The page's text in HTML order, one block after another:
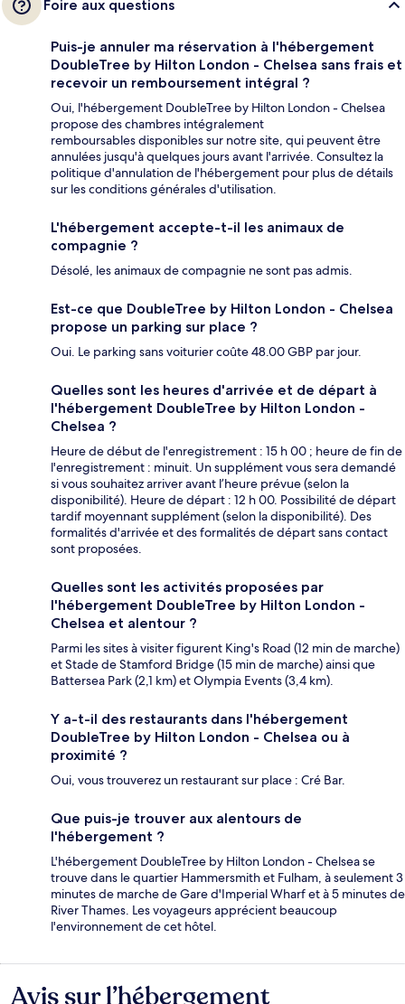
Foire aux questions
Puis-je annuler ma réservation à l'hébergement
DoubleTree by Hilton London - Chelsea sans frais et
recevoir un remboursement intégral ?
Oui, l'hébergement DoubleTree by Hilton London - Chelsea
propose des chambres intégralement
remboursables disponibles sur notre site, qui peuvent être
annulées jusqu'à quelques jours avant l'arrivée. Consultez la
politique d'annulation de l'hébergement pour plus de détails
sur les conditions générales d'utilisation.
L'hébergement accepte-t-il les animaux de
compagnie ?
Désolé, les animaux de compagnie ne sont pas admis.
Est-ce que DoubleTree by Hilton London - Chelsea
propose un parking sur place ?
Oui. Le parking sans voiturier coûte 48.00 GBP par jour.
Quelles sont les heures d'arrivée et de départ à
l'hébergement DoubleTree by Hilton London -
Chelsea ?
Heure de début de l'enregistrement : 15 h 00 ; heure de fin de
l'enregistrement : minuit. Un supplément vous sera demandé
si vous souhaitez arriver avant l’heure prévue (selon la
disponibilité). Heure de départ : 12 h 00. Possibilité de départ
tardif moyennant supplément (selon la disponibilité). Des
formalités d'arrivée et des formalités de départ sans contact
sont proposées.
Quelles sont les activités proposées par
l'hébergement DoubleTree by Hilton London -
Chelsea et alentour ?
Parmi les sites à visiter figurent King's Road (12 min de marche)
et Stade de Stamford Bridge (15 min de marche) ainsi que
Battersea Park (2,1 km) et Olympia Events (3,4 km).
Y a-t-il des restaurants dans l'hébergement
DoubleTree by Hilton London - Chelsea ou à
proximité ?
Oui, vous trouverez un restaurant sur place : Cré Bar.
Que puis-je trouver aux alentours de
l'hébergement ?
L'hébergement DoubleTree by Hilton London - Chelsea se
trouve dans le quartier Hammersmith et Fulham, à seulement 3
minutes de marche de Gare d'Imperial Wharf et à 5 minutes de
River Thames. Les voyageurs apprécient beaucoup
l'environnement de cet hôtel.
Avis
Avis sur l’hébergement